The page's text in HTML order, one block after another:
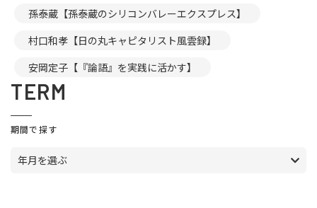
孫泰蔵【孫泰蔵のシリコンバレーエクスプレス】
村口和孝【日の丸キャピタリスト風雲録】
安岡定子【『論語』を実践に活かす】
TERM
期間で探す
年月を選ぶ